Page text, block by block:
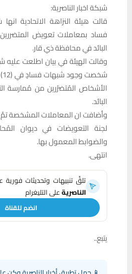
شبكة اخبار الناصرية:
قالت هيئة النزاهة الاتحادية
فساد بمعاملات تعويض
البائد في محافظة ذي قار.
وقالت الهيئة في بيان اطلعت عليه
الأشخاص المُتضرّرين من مُمارسة
البائد.
وأضافت ان المعاملات المشخصة
لجنة التعويضات في ديوان
والضوابط المعمول بها.
انتهى.
تلقَّ تنبيهات وتحديثات فورية
الناصريةعلى التليغرام
انضم للقناة
يتبع..